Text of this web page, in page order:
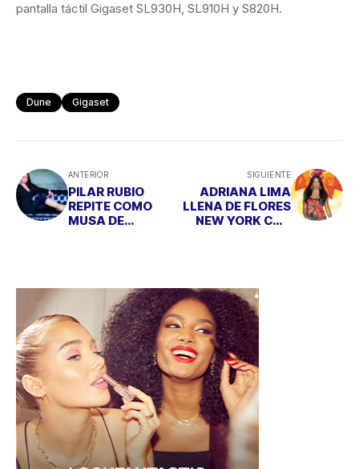
pantalla táctil Gigaset SL930H, SL910H y S820H.
Dune Gigaset
ANTERIOR
PILAR RUBIO
REPITE COMO
MUSA DE
SIGUIENTE
ADRIANA LIMA
LLENA DE FLORES
NEW YORK CON